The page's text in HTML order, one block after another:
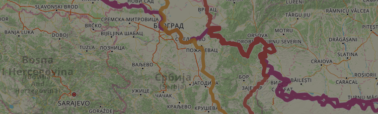
1 semaine
For continued stickiness support with CORS use cases after the
Chromium update, we are creating additional stickiness cookies
for each of these duration-based stickiness features named
AWSALBCORS (ALB).
Session
General purpose platform session cookie, used by sites written
with Miscrosoft .NET based technologies. Usually used to
maintain an anonymised user session by the server.
5 mois 4
semaines
Utilisé pour stocker le consentement des clients à l'utilisation de
cookies à des fins non essentielles
11 mois 4
semaines
Ce cookie est utilisé par le service Cookie-Script.com pour
mémoriser les préférences de consentement des visiteurs en